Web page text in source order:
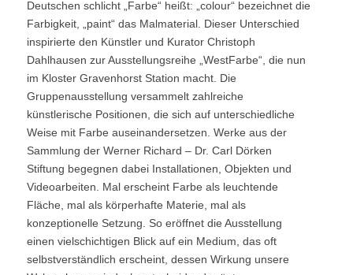
Deutschen schlicht „Farbe“ heißt: „colour“ bezeichnet die
Farbigkeit, „paint“ das Malmaterial. Dieser Unterschied
inspirierte den Künstler und Kurator Christoph
Dahlhausen zur Ausstellungsreihe „WestFarbe“, die nun
im Kloster Gravenhorst Station macht. Die
Gruppenausstellung versammelt zahlreiche
künstlerische Positionen, die sich auf unterschiedliche
Weise mit Farbe auseinandersetzen. Werke aus der
Sammlung der Werner Richard – Dr. Carl Dörken
Stiftung begegnen dabei Installationen, Objekten und
Videoarbeiten. Mal erscheint Farbe als leuchtende
Fläche, mal als körperhafte Materie, mal als
konzeptionelle Setzung. So eröffnet die Ausstellung
einen vielschichtigen Blick auf ein Medium, das oft
selbstverständlich erscheint, dessen Wirkung unsere